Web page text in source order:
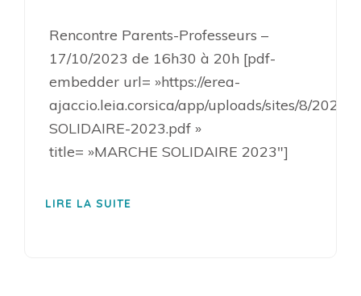
Rencontre Parents-Professeurs –
17/10/2023 de 16h30 à 20h [pdf-
embedder url= »https://erea-
ajaccio.leia.corsica/app/uploads/sites/8/2023/
SOLIDAIRE-2023.pdf »
title= »MARCHE SOLIDAIRE 2023″]
LIRE LA SUITE